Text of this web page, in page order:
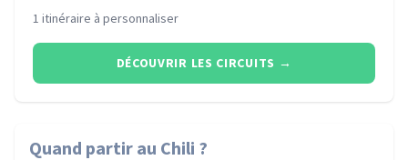
1 itinéraire à personnaliser
DÉCOUVRIR LES CIRCUITS →
Quand partir au Chili ?